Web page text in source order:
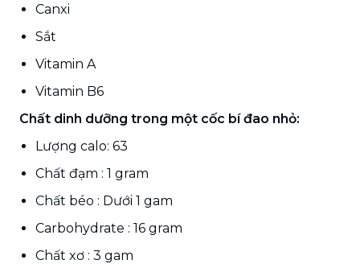
Canxi
Sắt
Vitamin A
Vitamin B6
Chất dinh dưỡng trong một cốc bí đao nhỏ:
Lượng calo: 63
Chất đạm : 1 gram
Chất béo : Dưới 1 gam
Carbohydrate : 16 gram
Chất xơ : 3 gam